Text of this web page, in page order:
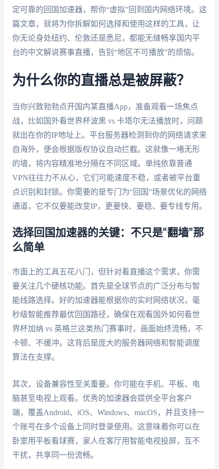
定可靠的回国加速器，帮你“虚拟”回到国内网络环境。这
篇文章，就将为你拆解如何选择和使用这样的工具，让
你无论身处纽约、伦敦还是悉尼，都能无缝畅享国内平
台的中文解说赛事直播，告别“地区不可播放”的烦恼。
为什么你的直播总是被屏蔽？
当你兴致勃勃点开国内某直播App，准备观看一场焦点
战，比如国外看世界杯波黑 vs 卡塔尔无法播放时，问题
就出在你的IP地址上。平台服务器检测到你的网络请求来
自海外，便会根据版权协议自动拦截。这就像一堵无形
的墙，将内容精准地分隔在不同区域。单纯依靠普通
VPN往往力不从心，它们可能速度不稳，或者被平台重
点识别和封锁。你需要的是专门为“回国”场景优化的网络
通道，它不仅要能改变IP，更要快、要稳、要专线专用。
选择回国加速器的关键：不只是“翻墙”那
么简单
市面上的工具五花八门，但针对看直播这个需求，你需
要关注几个硬核功能。首先是全球节点的广泛分布与智
能线路选择。好的加速器能根据你的实时网络状况，毫
秒级智能推荐最优回国路径，确保在观看国外如何看世
界杯加纳 vs 英格兰这类热门赛事时，画面始终流畅，不
卡顿、不缓冲。这背后是庞大的服务器网络和智能调度
算法在支撑。
其次，设备兼容性至关重要。你可能在手机、平板、电
脑甚至电视上观看。优秀的加速器会提供全平台客户
端，覆盖Android、iOS、Windows、macOS，并且支持一
个账号在多个设备上同时登录使用。这意味着你可以在
卧室用平板看球赛，家人在客厅用智能电视投屏，互不
干扰，共享同一份流畅。